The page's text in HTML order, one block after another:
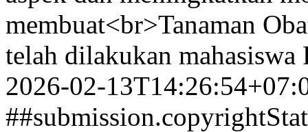
membuat<br>Tanaman
telah dilakukan
2026-02-